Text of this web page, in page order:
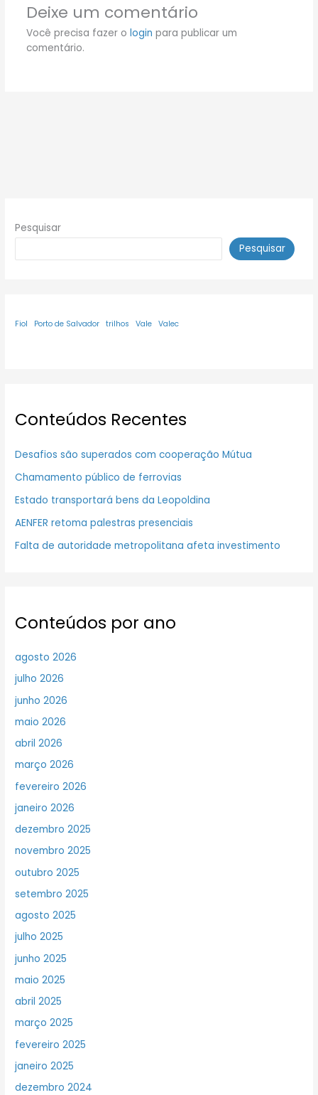
Deixe um comentário
Você precisa fazer o login para publicar um
comentário.
Pesquisar
Pesquisar
Fiol Porto de Salvador trilhos Vale Valec
Conteúdos Recentes
Desafios são superados com cooperação Mútua
Chamamento público de ferrovias
Estado transportará bens da Leopoldina
AENFER retoma palestras presenciais
Falta de autoridade metropolitana afeta investimento
Conteúdos por ano
agosto 2026
julho 2026
junho 2026
maio 2026
abril 2026
março 2026
fevereiro 2026
janeiro 2026
dezembro 2025
novembro 2025
outubro 2025
setembro 2025
agosto 2025
julho 2025
junho 2025
maio 2025
abril 2025
março 2025
fevereiro 2025
janeiro 2025
dezembro 2024